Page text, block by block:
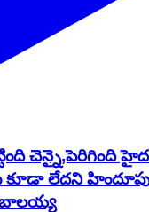
చెన్నై,పెరిగింది
కూడా లేదని
బాలయ్య